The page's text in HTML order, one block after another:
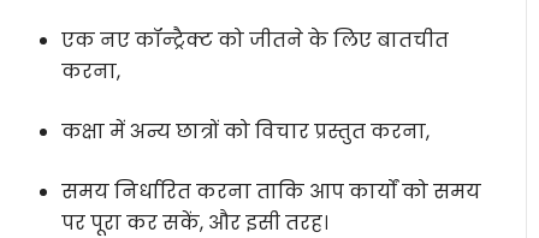
एक नए कॉन्ट्रैक्ट को जीतने के लिए बातचीत
करना,
कक्षा में अन्य छात्रों को विचार प्रस्तुत करना,
समय निर्धारित करना ताकि आप कार्यों को समय
पर पूरा कर सकें, और इसी तरह।